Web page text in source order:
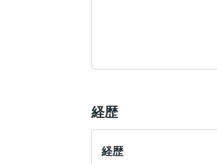
経歴
経歴